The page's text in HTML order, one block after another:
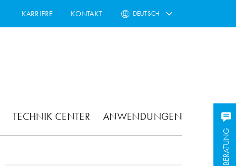
KARRIERE KONTAKT DEUTSCH
TECHNIK CENTER ANWENDUNGEN
BERATUNG
BERATUNG